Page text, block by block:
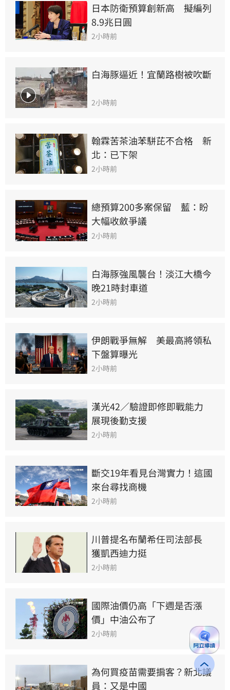
日本防衛預算創新高　擬編列
8.9兆日圓
2小時前
白海豚逼近！宜蘭路樹被吹斷
2小時前
翰霖苦茶油苯駢芘不合格　新
北：已下架
2小時前
總預算200多案保留　藍：盼
大幅收斂爭議
2小時前
白海豚強風襲台！淡江大橋今
晚21時封車道
2小時前
伊朗戰爭無解　美最高將領私
下盤算曝光
2小時前
漢光42／驗證即修即戰能力
展現後勤支援
2小時前
斷交19年看見台灣實力！這國
來台尋找商機
2小時前
川普提名布蘭希任司法部長
獲凱西迪力挺
2小時前
國際油價仍高「下週是否漲
價」中油公布了
2小時前
為何買疫苗需要掮客？新北議
員：又是中國